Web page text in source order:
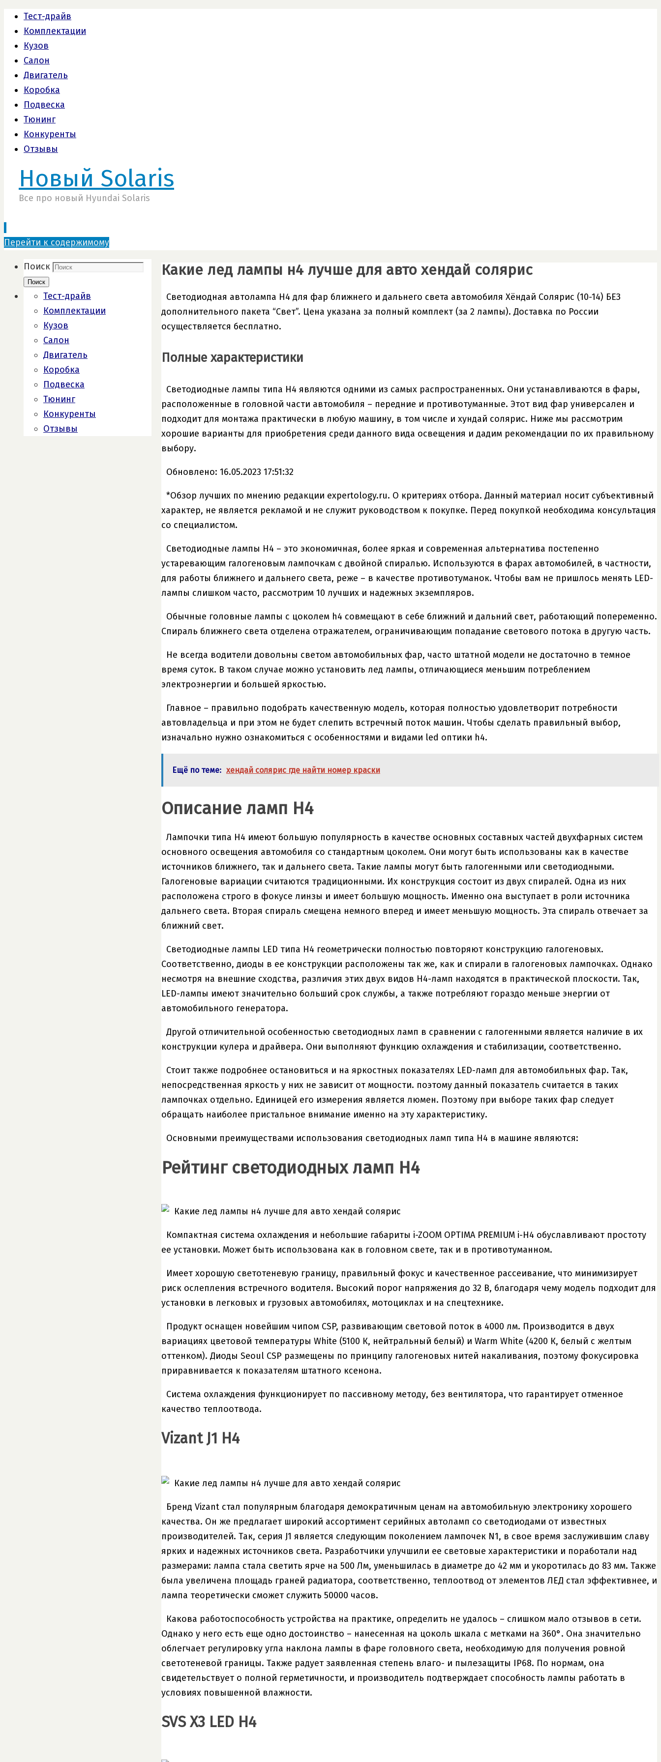
Тест-драйв
Комплектации
Кузов
Салон
Двигатель
Коробка
Подвеска
Тюнинг
Конкуренты
Отзывы
Новый Solaris
Все про новый Hyundai Solaris
Перейти к содержимому
Какие лед лампы н4 лучше для авто хендай солярис
Светодиодная автолампа H4 для фар ближнего и дальнего света автомобиля Хёндай Солярис (10-14) БЕЗ
дополнительного пакета “Свет”. Цена указана за полный комплект (за 2 лампы). Доставка по России
осуществляется бесплатно.
Полные характеристики
Светодиодные лампы типа H4 являются одними из самых распространенных. Они устанавливаются в фары,
расположенные в головной части автомобиля – передние и противотуманные. Этот вид фар универсален и
подходит для монтажа практически в любую машину, в том числе и хундай солярис. Ниже мы рассмотрим
хорошие варианты для приобретения среди данного вида освещения и дадим рекомендации по их правильному
выбору.
Обновлено: 16.05.2023 17:51:32
*Обзор лучших по мнению редакции expertology.ru. О критериях отбора. Данный материал носит субъективный
характер, не является рекламой и не служит руководством к покупке. Перед покупкой необходима консультация
со специалистом.
Светодиодные лампы H4 – это экономичная, более яркая и современная альтернатива постепенно
устаревающим галогеновым лампочкам с двойной спиралью. Используются в фарах автомобилей, в частности,
для работы ближнего и дальнего света, реже – в качестве противотуманок. Чтобы вам не пришлось менять LED-
лампы слишком часто, рассмотрим 10 лучших и надежных экземпляров.
Обычные головные лампы с цоколем h4 совмещают в себе ближний и дальний свет, работающий попеременно.
Спираль ближнего света отделена отражателем, ограничивающим попадание светового потока в другую часть.
Не всегда водители довольны светом автомобильных фар, часто штатной модели не достаточно в темное
время суток. В таком случае можно установить лед лампы, отличающиеся меньшим потреблением
электроэнергии и большей яркостью.
Главное – правильно подобрать качественную модель, которая полностью удовлетворит потребности
автовладельца и при этом не будет слепить встречный поток машин. Чтобы сделать правильный выбор,
изначально нужно ознакомиться с особенностями и видами led оптики h4.
Ещё по теме: хендай солярис где найти номер краски
Описание ламп H4
Лампочки типа H4 имеют большую популярность в качестве основных составных частей двухфарных систем
основного освещения автомобиля со стандартным цоколем. Они могут быть использованы как в качестве
источников ближнего, так и дальнего света. Такие лампы могут быть галогенными или светодиодными.
Галогеновые вариации считаются традиционными. Их конструкция состоит из двух спиралей. Одна из них
расположена строго в фокусе линзы и имеет большую мощность. Именно она выступает в роли источника
дальнего света. Вторая спираль смещена немного вперед и имеет меньшую мощность. Эта спираль отвечает за
ближний свет.
Светодиодные лампы LED типа H4 геометрически полностью повторяют конструкцию галогеновых.
Соответственно, диоды в ее конструкции расположены так же, как и спирали в галогеновых лампочках. Однако
несмотря на внешние сходства, различия этих двух видов H4-ламп находятся в практической плоскости. Так,
LED-лампы имеют значительно больший срок службы, а также потребляют гораздо меньше энергии от
автомобильного генератора.
Другой отличительной особенностью светодиодных ламп в сравнении с галогенными является наличие в их
конструкции кулера и драйвера. Они выполняют функцию охлаждения и стабилизации, соответственно.
Стоит также подробнее остановиться и на яркостных показателях LED-ламп для автомобильных фар. Так,
непосредственная яркость у них не зависит от мощности. поэтому данный показатель считается в таких
лампочках отдельно. Единицей его измерения является люмен. Поэтому при выборе таких фар следует
обращать наиболее пристальное внимание именно на эту характеристику.
Основными преимуществами использования светодиодных ламп типа H4 в машине являются:
Рейтинг светодиодных ламп H4
Компактная система охлаждения и небольшие габариты i-ZOOM OPTIMA PREMIUM i-H4 обуславливают простоту
ее установки. Может быть использована как в головном свете, так и в противотуманном.
Имеет хорошую светотеневую границу, правильный фокус и качественное рассеивание, что минимизирует
риск ослепления встречного водителя. Высокий порог напряжения до 32 В, благодаря чему модель подходит для
установки в легковых и грузовых автомобилях, мотоциклах и на спецтехнике.
Продукт оснащен новейшим чипом CSP, развивающим световой поток в 4000 лм. Производится в двух
вариациях цветовой температуры White (5100 К, нейтральный белый) и Warm White (4200 К, белый с желтым
оттенком). Диоды Seoul CSP размещены по принципу галогеновых нитей накаливания, поэтому фокусировка
приравнивается к показателям штатного ксенона.
Система охлаждения функционирует по пассивному методу, без вентилятора, что гарантирует отменное
качество теплоотвода.
Vizant J1 H4
Бренд Vizant стал популярным благодаря демократичным ценам на автомобильную электронику хорошего
качества. Он же предлагает широкий ассортимент серийных автоламп со светодиодами от известных
производителей. Так, серия J1 является следующим поколением лампочек N1, в свое время заслужившим славу
ярких и надежных источников света. Разработчики улучшили ее световые характеристики и поработали над
размерами: лампа стала светить ярче на 500 Лм, уменьшилась в диаметре до 42 мм и укоротилась до 83 мм. Также
была увеличена площадь граней радиатора, соответственно, теплоотвод от элементов ЛЕД стал эффективнее, и
лампа теоретически сможет служить 50000 часов.
Какова работоспособность устройства на практике, определить не удалось – слишком мало отзывов в сети.
Однако у него есть еще одно достоинство – нанесенная на цоколь шкала с метками на 360°. Она значительно
облегчает регулировку угла наклона лампы в фаре головного света, необходимую для получения ровной
светотеневой границы. Также радует заявленная степень влаго- и пылезащиты IP68. По нормам, она
свидетельствует о полной герметичности, и производитель подтверждает способность лампы работать в
условиях повышенной влажности.
SVS X3 LED H4
Поиск
Поиск
Тест-драйв
Комплектации
Кузов
Салон
Двигатель
Коробка
Подвеска
Тюнинг
Конкуренты
Отзывы